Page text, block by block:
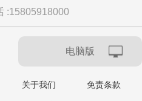
:15805918000
电脑版
关于我们 免责条款